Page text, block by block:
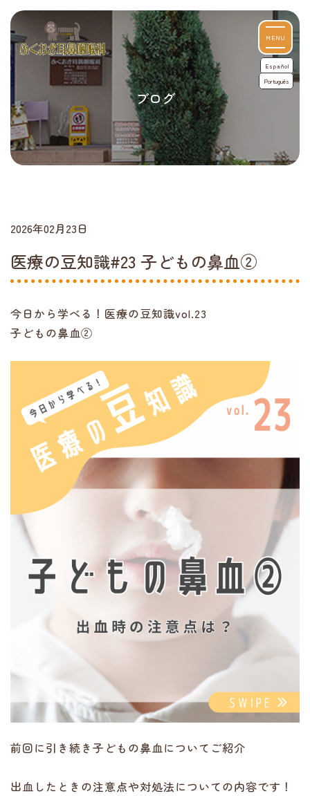
MENU
Español
Português
ブログ
2026年02月23日
医療の豆知識#23 子どもの鼻血②
今日から学べる！医療の豆知識vol.23
子どもの鼻血②
前回に引き続き子どもの鼻血についてご紹介
出血したときの注意点や対処法についての内容です！